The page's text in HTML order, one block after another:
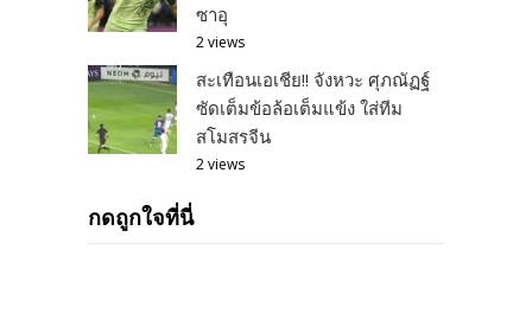
ซาอุ
2 views
สะเทือนเอเชีย!! จังหวะ ศุภณัฏฐ์
ซัดเต็มข้อล้อเต็มแข้ง ใส่ทีม
สโมสรจีน
2 views
กดถูกใจที่นี่